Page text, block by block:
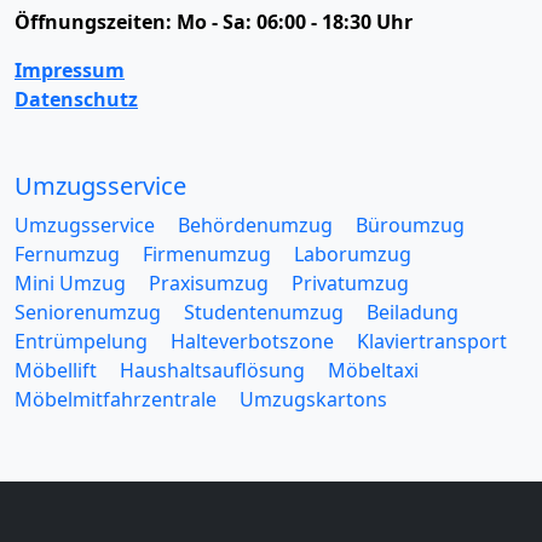
Öffnungszeiten: Mo - Sa: 06:00 - 18:30 Uhr
Impressum
Datenschutz
Umzugsservice
Umzugsservice Behördenumzug
Büroumzug
Fernumzug
Firmenumzug
Laborumzug
Mini Umzug
Praxisumzug
Privatumzug
Seniorenumzug
Studentenumzug
Beiladung
Entrümpelung
Halteverbotszone
Klaviertransport
Möbellift
Haushaltsauflösung
Möbeltaxi
Möbelmitfahrzentrale
Umzugskartons